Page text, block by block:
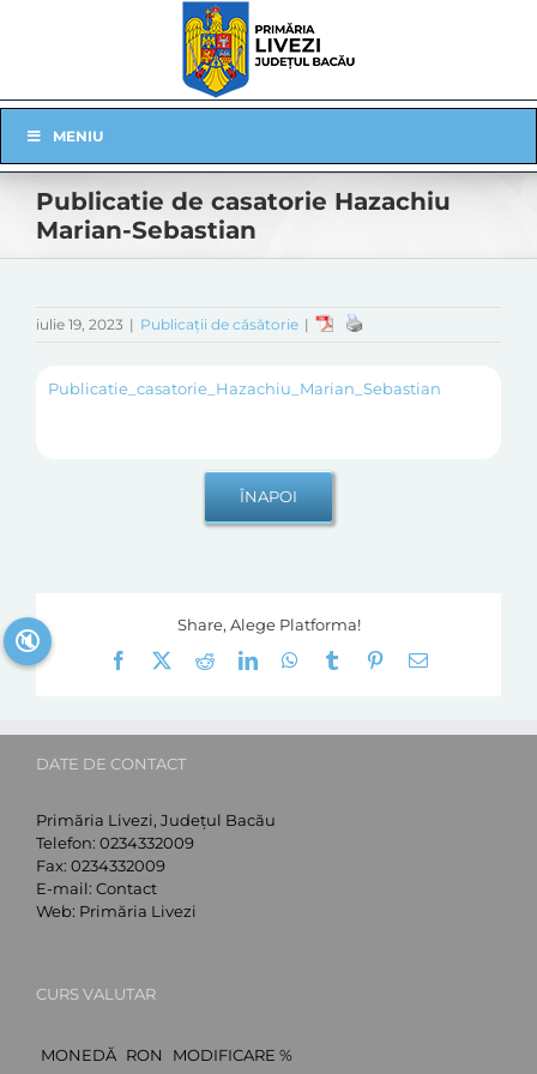
Navigation
MENIU
Publicatie de casatorie Hazachiu
Marian-Sebastian
iulie 19, 2023 | Publicații de căsătorie |
Publicatie_casatorie_Hazachiu_Marian_Sebastian
Share, Alege Platforma!
Facebook
RedditLinkedInWhatsApp
Tumblr Pinterest
E-
DATE DE CONTACT
Primăria Livezi, Județul Bacău
Telefon: 0234332009
Fax: 0234332009
E-mail: Contact
Web: Primăria Livezi
CURS VALUTAR
MONEDĂ RON
MODIFICARE %
🔇